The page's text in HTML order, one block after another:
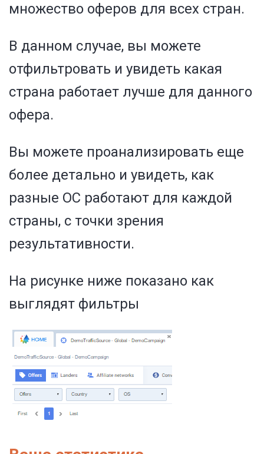
множество оферов для всех стран.
В данном случае, вы можете
отфильтровать и увидеть какая
страна работает лучше для данного
офера.
Вы можете проанализировать еще
более детально и увидеть, как
разные ОС работают для каждой
страны, с точки зрения
результативности.
На рисунке ниже показано как
выглядят фильтры